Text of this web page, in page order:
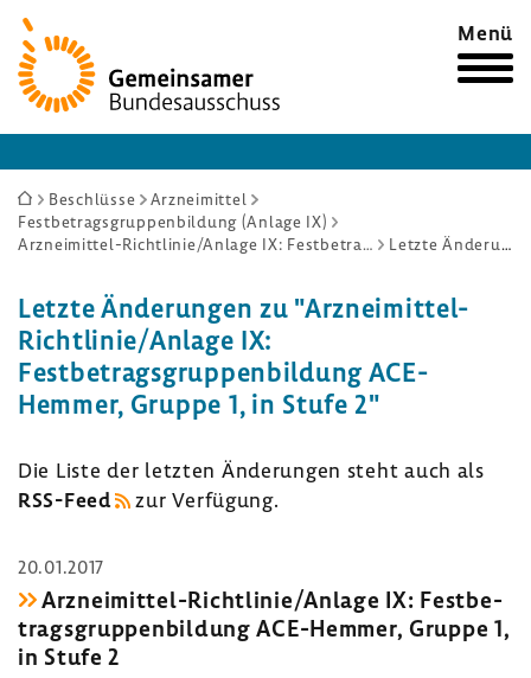
Zur
Startseite
Menü
Sie
sind
Beschlüsse
Arzneimittel
Festbetragsgruppenbildung (Anlage IX)
Arzneimittel-Richtlinie/Anlage IX: Festbetragsgruppenbildung ACE-Hemmer, Gruppe 1, in Stufe 2
Letzte Änderungen
Letzte Ände­rungen zu "Arzneimittel-​
Richtlinie/Anlage IX:
Fest­be­trags­grup­pen­bil­dung ACE-​
Hemmer, Gruppe 1, in Stufe 2"
Die Liste der letzten Ände­rungen steht auch als
RSS-​Feed
zur Verfü­gung.
20.01.2017
Arzneimittel-​Richtlinie/Anlage IX: Fest­be­
trags­grup­pen­bil­dung ACE-​Hemmer, Gruppe 1,
in Stufe 2